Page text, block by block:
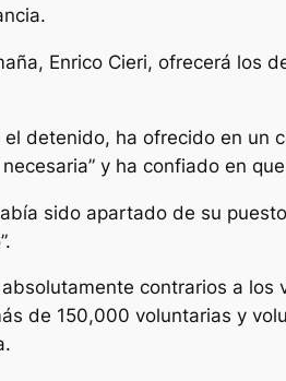
Enrico Cieri, ofrecerá los
detenido, ha ofrecido en un
y ha confiado en
sido apartado de su
contrarios a
de 150,000 voluntarias y